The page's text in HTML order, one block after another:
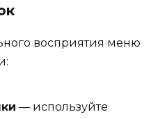
восприятия меню
— используйте